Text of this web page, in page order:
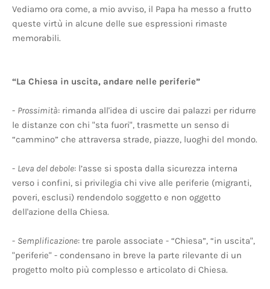
Vediamo ora come, a mio avviso, il Papa ha messo a frutto
queste virtù in alcune delle sue espressioni rimaste
memorabili.
“La Chiesa in uscita, andare nelle periferie”
- Prossimità: rimanda all'idea di uscire dai palazzi per ridurre
le distanze con chi "sta fuori", trasmette un senso di
“cammino” che attraversa strade, piazze, luoghi del mondo.
- Leva del debole: l’asse si sposta dalla sicurezza interna
verso i confini, si privilegia chi vive alle periferie (migranti,
poveri, esclusi) rendendolo soggetto e non oggetto
dell'azione della Chiesa.
- Semplificazione: tre parole associate - “Chiesa”, “in uscita",
"periferie" - condensano in breve la parte rilevante di un
progetto molto più complesso e articolato di Chiesa.